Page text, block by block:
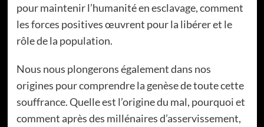
pour maintenir l’humanité en esclavage, comment
les forces positives œuvrent pour la libérer et le
rôle de la population.
Nous nous plongerons également dans nos
origines pour comprendre la genèse de toute cette
souffrance. Quelle est l’origine du mal, pourquoi et
comment après des millénaires d’asservissement,